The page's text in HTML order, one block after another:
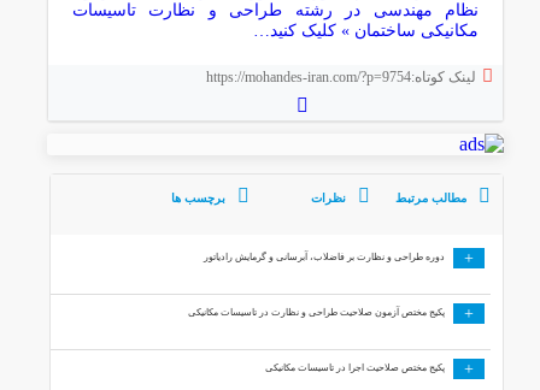
نظام مهندسی در رشته طراحی و نظارت تاسیسات
مکانیکی ساختمان » کلیک کنید…
لینک کوتاه:https://mohandes-iran.com/?p=9754
مطالب مرتبط نظرات برچسب ها
+ دوره طراحی و نظارت بر فاضلاب، آبرسانی و گرمایش رادیاتور
+ پکیج مختص آزمون صلاحیت طراحی و نظارت در تاسیسات مکانیکی
+ پکیج مختص صلاحیت اجرا در تاسیسات مکانیکی